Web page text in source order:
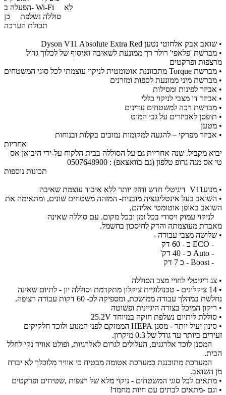
הפעלה ב- Wi-Fi
לא
סוללה נשלפת כן
תכולת הערכה
• שואב אבק אלחוטי נטען Dyson V11 Absolute Extra Red
• מברשת 'פלאפי' רולר רך ממונעת לשאיבה ואיסוף של לכלוך גדול
מרצפות ופרקטים
• מברשת Torque מתכווננת אוטומטית לניקוי עוצמתי לכל סוגי המשטחים
• מברשת מיני ממונעת לספות ומזרנים
• אביזר לפינות ומסילות
• אביזר דו מצבי לניקוי כללי
• מברשת רכה למשטחים עדינים
• תופסן לאביזרים על גבי המוט
• מטען
• אביזר מפרקי – להגעה למקומות נמוכים בקלות ובנוחות
אחריות
יבוא מקביל. שנה אחריות גם על הסוללה בבית הלקוח על-ידי היבואן אס
טי אס מגה גרופ טלפון (גם בוואצאפ) : 0507648900
תכונות נוספות
• מנועV11 דיגיטלי חדש וחזק יותר ללא איבוד עוצמת שאיבה
• השואב בעל אינטליגנציה מובנית- המזהה משטחים שונים, ומתאימה את
השואב באופן אוטומטי אליהם,
לניקוי עמוק ויסודי בכל זמן ובכל מקום. עם סוללה שאינה
מאבדת מעוצמתה והדק לחיסכון בחשמל.
• שלושה מצבי עבודה -
- ECO כ - 60 דק
- Auto כ - 40 דק'
- Boost - כ 7 דק
• צג דיגיטלי לחויי מצב הסוללה
• 14 ציקלונים - טכנולוגיית ציקלון מתקדמת וסוללה יון - לתיום שאינה
נחלשת במהלך עבודה ממושכת, ומספיקה לכ- 60 דקות עבודה רציפה.
• ריקון המיכל בצורה היגיינית ופשוטה
• סוללת ליתיום נשלפת חזקה במיוחד 25.2V
• סינון יעיל יותר - מסנן HEPA הממוקם לפני המנוע ולוכד חלקיקים
זעירים ביותר עד גודל של 0.3 מיקרון.
המסנן לוכד אלרגנים, העלולים לגרום לאלרגיות, ופולט אוויר נקי לחלל
הבית.
המערכת מתוכננת כמערכת אטומה מבטיח כי אוויר מלוכלך לא יברח
מן השואב.
• מתאים לכל סוגי המשטחים - ניקוי מלא של רצפות ,שטיחים ופרקטים
• וגם -מתאים לבתים עם חיות מחמד!